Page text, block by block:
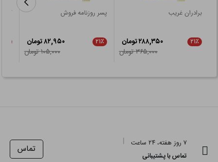
برادران غریب
۲۱٪
۲۸۸,۳۵۰ تومان
۳۶۵,۰۰۰ تومان
پسر روزنامه فروش
۲۱٪
۸۲,۹۵۰ تومان
۱۰۵,۰۰۰ تومان
۷ روز هفته، ۲۴ ساعت
تماس با پشتیبانی
تماس